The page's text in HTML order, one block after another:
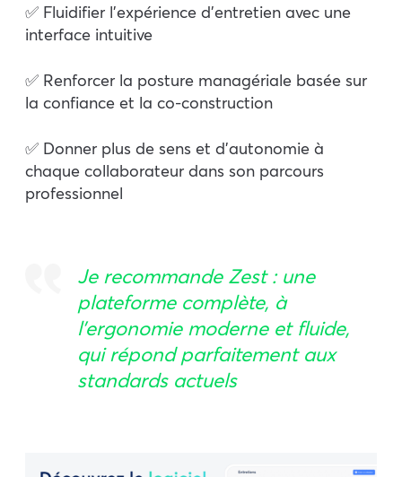
✅ Fluidifier l’expérience d’entretien avec une
interface intuitive
✅ Renforcer la posture managériale basée sur
la confiance et la co-construction
✅ Donner plus de sens et d’autonomie à
chaque collaborateur dans son parcours
professionnel​
Je recommande Zest : une
plateforme complète, à
l’ergonomie moderne et fluide,
qui répond parfaitement aux
standards actuels